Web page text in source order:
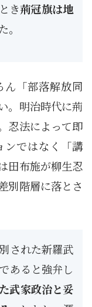
き荊冠旗は地
。
ん「部落解放同
。明治時代に荊
忍法によって即
ンではなく「講
田布施が柳生忍
別階層に落とさ
された新羅武
あると強弁し
武家政治と妥